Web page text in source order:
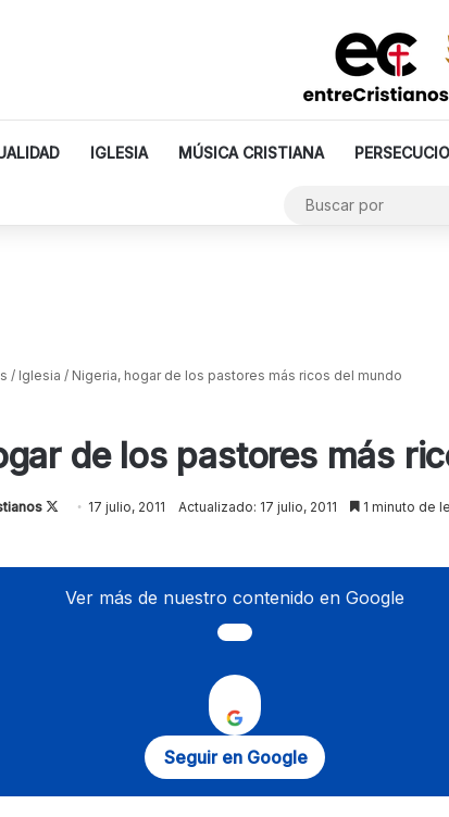
IGLESIA MÚSICA CRISTIANA
/ Iglesia / Nigeria, hogar de los pastores más ricos del mundo
de los pastores más
Follow17 julio, 2011 Actualizado: 17 julio, 2011 1 minuto de
Ver más de nuestro contenido en Google
Seguir en Google